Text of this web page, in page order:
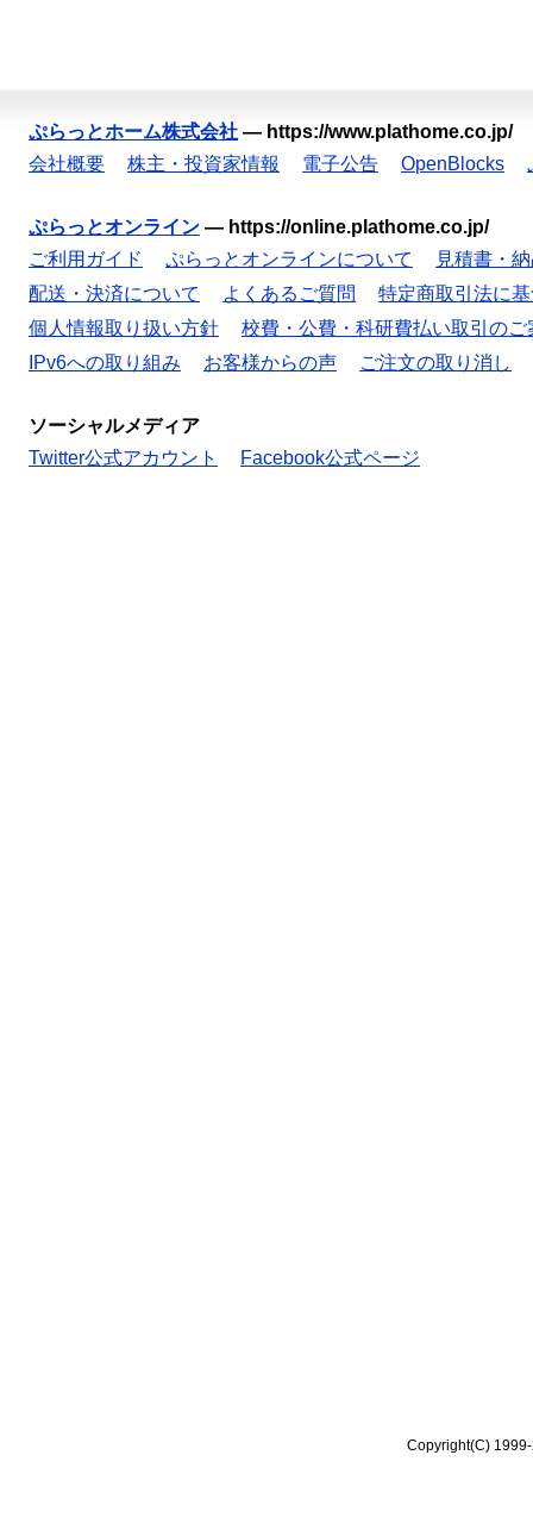
ぷらっとホーム株式会社 — https://www.plathome.co.jp/
会社概要
株主・投資家情報 電子公告 OpenBlocks
ぷらっとオンライン — https://online.plathome.co.jp/
ご利用ガイド
ぷらっとオンラインについて
見積書・
配送・決済について
よくあるご質問
特定商取引法に
個人情報取り扱い方針
校費・公費・科研費払い取引のご
IPv6への取り組み
お客様からの声 ご注文の取り消し
ソーシャルメディア
Twitter公式アカウント
Facebook公式ページ
Copyright(C)